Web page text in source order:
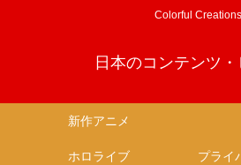
Colorful Creations
日本のコンテンツ
新作アニメ
ホロライブ